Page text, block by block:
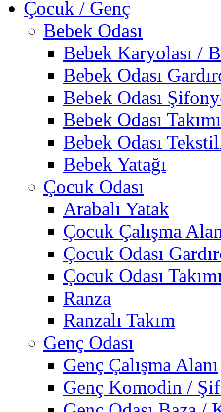
Çocuk / Genç
Bebek Odası
Bebek Karyolası /
Bebek Odası
Bebek Odası
Bebek Odası Takımı
Bebek Odası
Bebek Yatağı
Çocuk Odası
Arabalı Yatak
Çocuk Çalışma
Çocuk Odası
Çocuk Odası
Ranza
Ranzalı Takım
Genç Odası
Genç Çalışma Alanı
Genç Komodin /